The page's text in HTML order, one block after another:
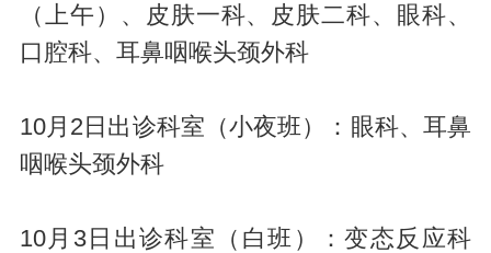
（上午）、皮肤一科、皮肤二科、眼科、
口腔科、耳鼻咽喉头颈外科
10月2日出诊科室（小夜班）：眼科、耳鼻
咽喉头颈外科
10月3日出诊科室（白班）：变态反应科